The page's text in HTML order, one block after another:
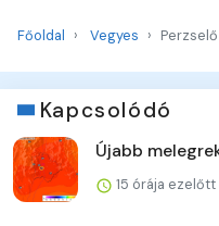
Főoldal Vegyes Perzselő
Kapcsolódó
Újabb
15 órája ezelőtt